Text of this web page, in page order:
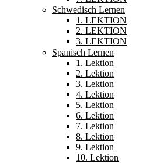
Schwedisch Lernen
1. LEKTION
2. LEKTION
3. LEKTION
Spanisch Lernen
1. Lektion
2. Lektion
3. Lektion
4. Lektion
5. Lektion
6. Lektion
7. Lektion
8. Lektion
9. Lektion
10. Lektion